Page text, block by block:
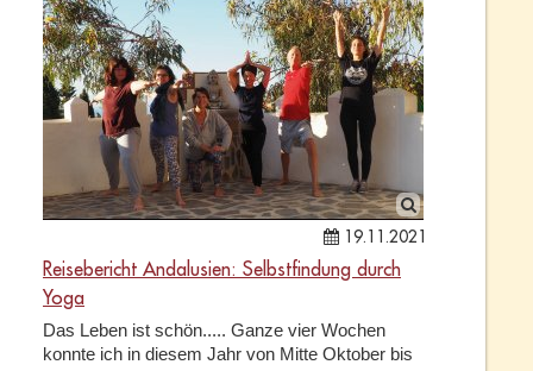
19.11.2021
Reisebericht Andalusien: Selbstfindung durch
Yoga
Das Leben ist schön..... Ganze vier Wochen
konnte ich in diesem Jahr von Mitte Oktober bis